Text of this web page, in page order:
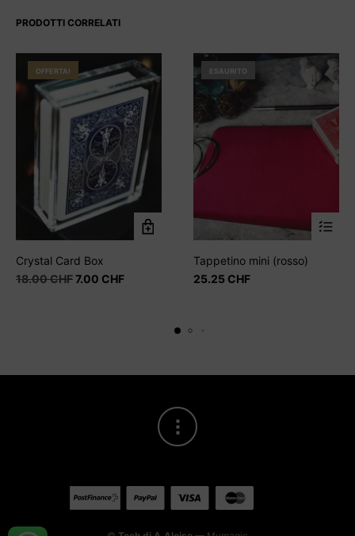
PRODOTTI CORRELATI
OFFERTA!
Crystal Card Box
18.00CHFIl
7.00 CHFIl
7.00 CHF.
ESAURITO
Tappetino mini (rosso)
25.25 CHF